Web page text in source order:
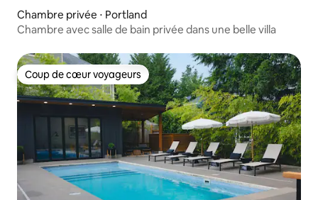
Chambre privée ⋅ Portland
Chambre avec salle de bain privée dans une belle villa
Coup de cœur voyageurs
Coup de cœur voyageurs